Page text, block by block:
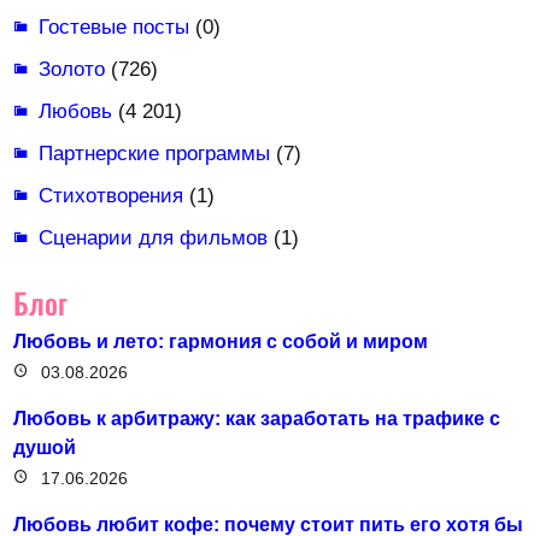
Гостевые посты (0)
Золото(726)
Любовь(4 201)
Партнерские программы (7)
Стихотворения (1)
Сценарии для фильмов(1)
Блог
Любовь и лето: гармония с собой и миром
03.08.2026
Любовь к арбитражу: как заработать на трафике с
душой
17.06.2026
Любовь любит кофе: почему стоит пить его хотя бы